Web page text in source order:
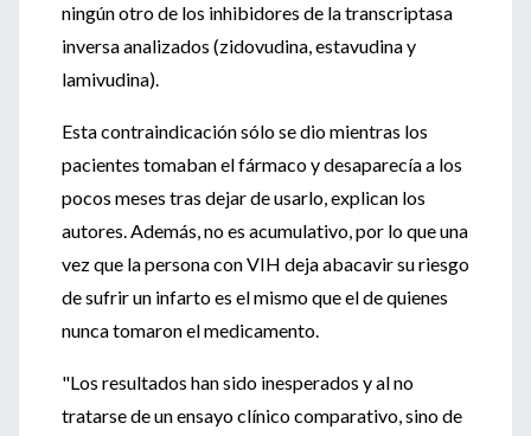
ningún otro de los inhibidores de la transcriptasa
inversa analizados (zidovudina, estavudina y
lamivudina).
Esta contraindicación sólo se dio mientras los
pacientes tomaban el fármaco y desaparecía a los
pocos meses tras dejar de usarlo, explican los
autores. Además, no es acumulativo, por lo que una
vez que la persona con VIH deja abacavir su riesgo
de sufrir un infarto es el mismo que el de quienes
nunca tomaron el medicamento.
"Los resultados han sido inesperados y al no
tratarse de un ensayo clínico comparativo, sino de